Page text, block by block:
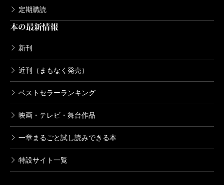
定期購読
本の最新情報
新刊
近刊（まもなく発売）
ベストセラーランキング
映画・テレビ・舞台作品
一章まるごと試し読みできる本
特設サイト一覧